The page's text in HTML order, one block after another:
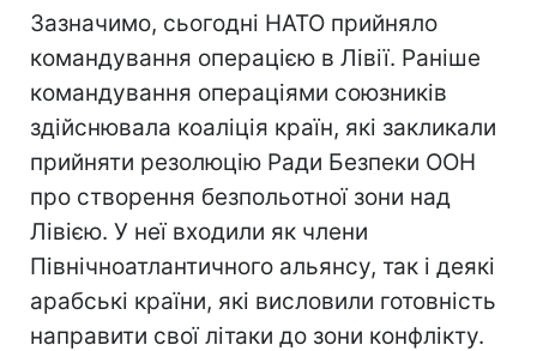
Зазначимо, сьогодні НАТО прийняло
командування операцією в Лівії. Раніше
командування операціями союзників
здійснювала коаліція країн, які закликали
прийняти резолюцію Ради Безпеки ООН
про створення безпольотної зони над
Лівією. У неї входили як члени
Північноатлантичного альянсу, так і деякі
арабські країни, які висловили готовність
направити свої літаки до зони конфлікту.